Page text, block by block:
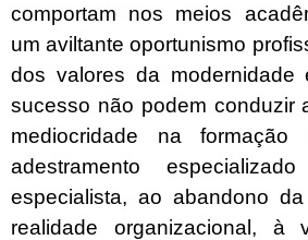
comportam nos meios
um aviltante oportunismo
dos valores da
sucesso não podem conduzir
mediocridade na
adestramento
especialista, ao abandono
realidade organizacional, à